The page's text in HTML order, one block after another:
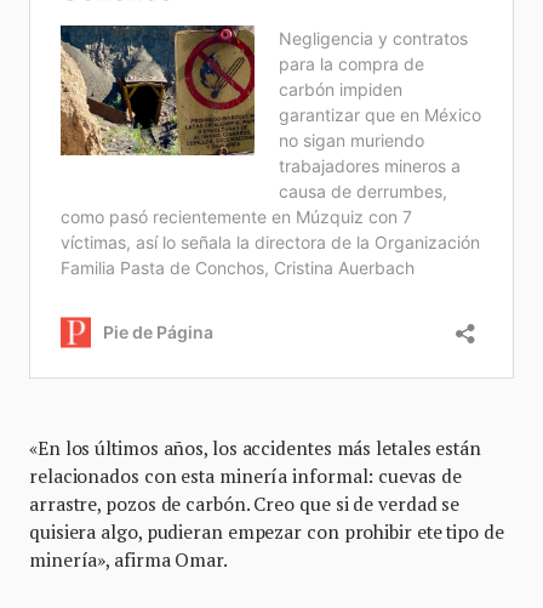
«En los últimos años, los accidentes más letales están
relacionados con esta minería informal: cuevas de
arrastre, pozos de carbón. Creo que si de verdad se
quisiera algo, pudieran empezar con prohibir ete tipo de
minería», afirma Omar.